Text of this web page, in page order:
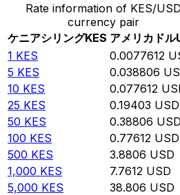
Rate information of KES/USD
currency pair
ケニアシリングKES アメリカドル
1 KES 0.0077612
5 KES 0.038806
10 KES 0.077612
25 KES 0.19403 USD
50 KES 0.38806 USD
100 KES 0.77612 USD
500 KES 3.8806 USD
1,000 KES 7.7612 USD
5,000 KES 38.806 USD